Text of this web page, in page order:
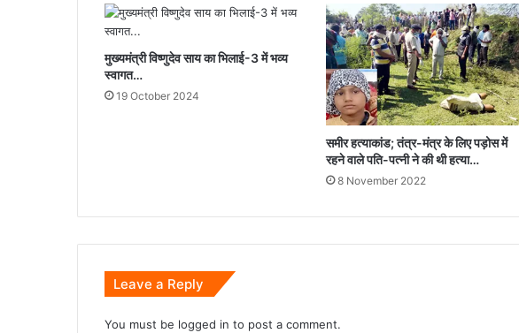
मुख्यमंत्री विष्णुदेव साय का भिलाई-3 में भव्य
स्वागत…
19 October 2024
समीर हत्याकांड; तंत्र-मंत्र के लिए पड़ोस में
रहने वाले पति-पत्नी ने की थी हत्या…
8 November 2022
Leave a Reply
You must be logged in to post a comment.